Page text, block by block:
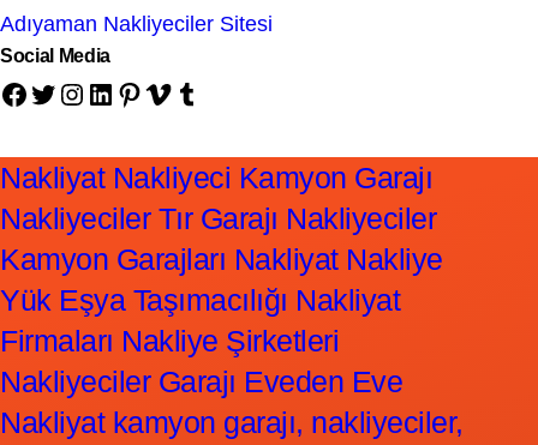
Adıyaman Nakliyeciler Sitesi
Social Media
Facebook Twitter Instagram LinkedIn Pinterest Vimeo Tumblr
Nakliyat Nakliyeci Kamyon Garajı
Nakliyeciler Tır Garajı Nakliyeciler
Kamyon Garajları Nakliyat Nakliye
Yük Eşya Taşımacılığı Nakliyat
Firmaları Nakliye Şirketleri
Nakliyeciler Garajı Eveden Eve
Nakliyat kamyon garajı, nakliyeciler,